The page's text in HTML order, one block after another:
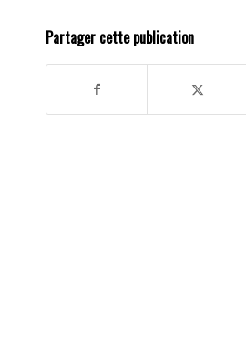
Partager cette publication